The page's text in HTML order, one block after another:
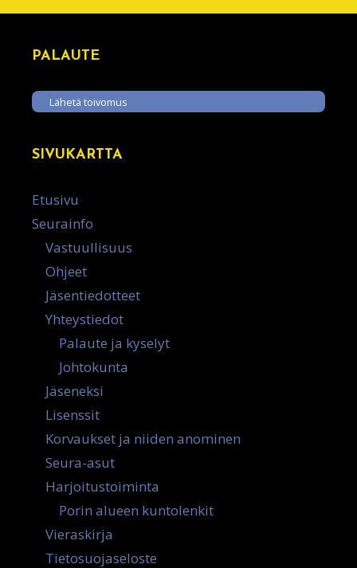
PALAUTE
Lähetä toivomus
SIVUKARTTA
Etusivu
Seurainfo
Vastuullisuus
Ohjeet
Jäsentiedotteet
Yhteystiedot
Palaute ja kyselyt
Johtokunta
Jäseneksi
Lisenssit
Korvaukset ja niiden anominen
Seura-asut
Harjoitustoiminta
Porin alueen kuntolenkit
Vieraskirja
Tietosuojaseloste